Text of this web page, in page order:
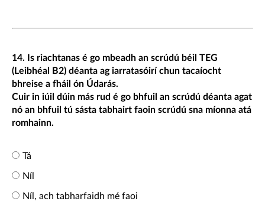
14. Is riachtanas é go mbeadh an scrúdú béil TEG
(Leibhéal B2) déanta ag iarratasóirí chun tacaíocht
bhreise a fháil ón Údarás.
Cuir in iúil dúin más rud é go bhfuil an scrúdú déanta agat
nó an bhfuil tú sásta tabhairt faoin scrúdú sna míonna atá
romhainn.
Tá
Níl
Níl, ach tabharfaidh mé faoi